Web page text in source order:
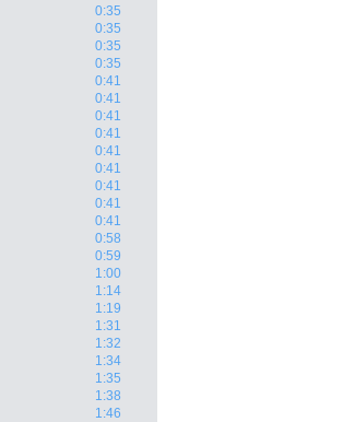
0:35
0:35
0:35
0:35
0:41
0:41
0:41
0:41
0:41
0:41
0:41
0:41
0:41
0:58
0:59
1:00
1:14
1:19
1:31
1:32
1:34
1:35
1:38
1:46